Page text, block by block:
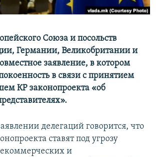
Союза и посольств
Германии, Великобритании и
заявление, в котором
в связи с принятием
КР законопроекта «об
делегаций говорится, что
ставят под угрозу
и